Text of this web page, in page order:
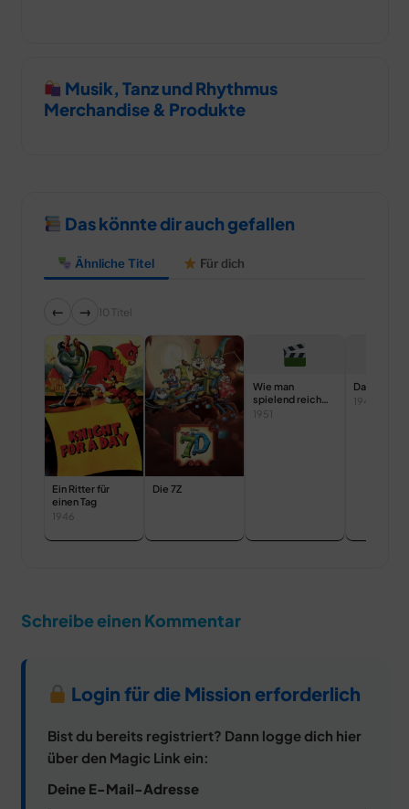
Musik, Tanz und Rhythmus
Merchandise & Produkte
Das könnte dir auch gefallen
Ähnliche Titel Für dich
← → 10 Titel
Ein Ritter für
einen Tag
1946
Die 7Z
Wie man
spielend reich
wird
1951
Das
1949
Schreibe einen Kommentar
Login für die Mission erforderlich
Bist du bereits registriert? Dann logge dich hier
über den Magic Link ein:
Deine E-Mail-Adresse